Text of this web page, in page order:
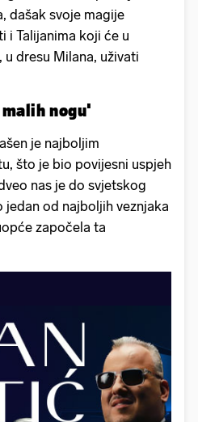
dašak svoje magije
i Talijanima koji će u
dresu Milana, uživati
nogu'
je najboljim
što je bio povijesni uspjeh
nas je do svjetskog
od najboljih veznjaka
započela ta